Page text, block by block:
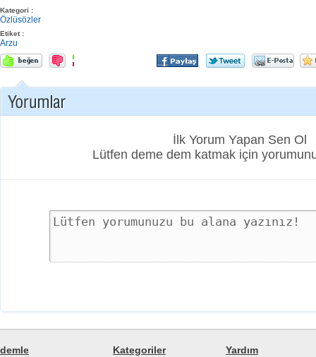
Kategori :
Özlüsözler
Etiket :
Arzu
İlk Yorum Yapan Sen Ol
Lütfen deme dem katmak için
demle Kategoriler Yardım